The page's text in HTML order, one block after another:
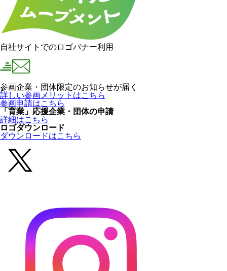
自社サイトでのロゴバナー利用
参画企業・団体限定のお知らせが届く
詳しい参画メリットはこちら
参画申請はこちら
「育業」応援企業・団体の申請
詳細はこちら
ロゴダウンロード
ダウンロードはこちら